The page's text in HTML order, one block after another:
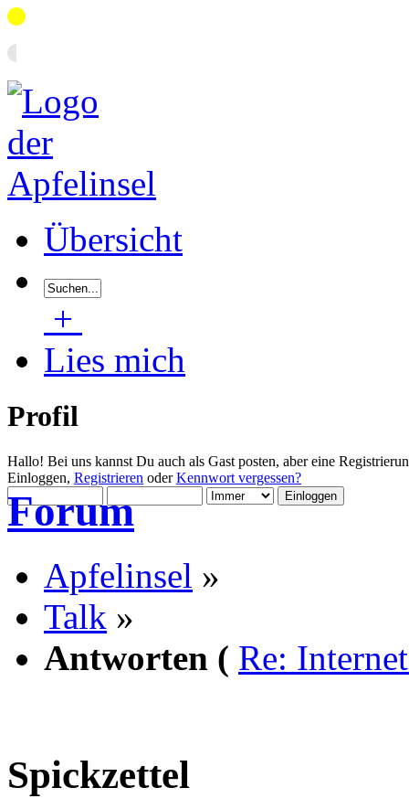
Übersicht
+
Lies mich
Profil
Hallo! Bei uns kannst Du auch als Gast posten, aber eine
Einloggen, Registrieren oderKennwort vergessen?
Forum
Apfelinsel »
Talk »
Antworten ( Re:
Spickzettel